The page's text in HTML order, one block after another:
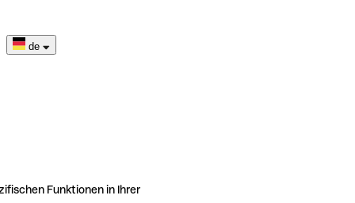
de
Funktionen in Ihrer